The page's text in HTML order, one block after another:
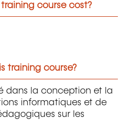
course cost?
training course?
dans la conception et la
informatiques et de
sur les